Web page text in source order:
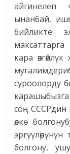
айгинелеп
ынанбай,
бийликте
максаттарга
кара
суроолорду
соң СССРдин
өлкө
болгону,